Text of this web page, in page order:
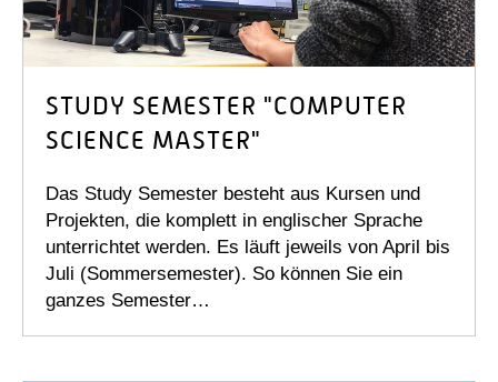
STUDY SEMESTER "COMPUTER
SCIENCE MASTER"
Das Study Semester besteht aus Kursen und
Projekten, die komplett in englischer Sprache
unterrichtet werden. Es läuft jeweils von April bis
Juli (Sommersemester). So können Sie ein
ganzes Semester…